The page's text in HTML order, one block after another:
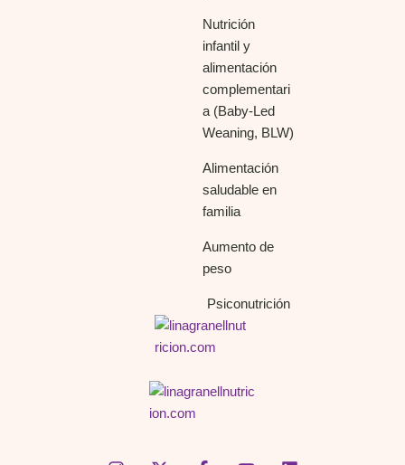
Nutrición
infantil y
alimentación
complementari
a (Baby-Led
Weaning, BLW)
Alimentación
saludable en
familia
Aumento de
peso
Psiconutrición